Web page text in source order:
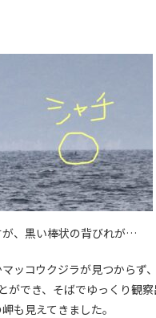
、黒い棒状の背びれが…
ッコウクジラが見つからず
ができ、そばでゆっくり観察
も見えてきました。